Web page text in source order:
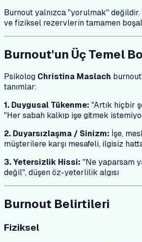
Burnout yalnızca "yorulmak"
ve fiziksel rezervlerin tamamen
Burnout'un Üç Temel
Psikolog Christina Maslach
tanımlar:
1. Duygusal Tükenme: "Artık hiçbir
"Her sabah kalkıp işe gitmek
2. Duyarsızlaşma / Sinizm: İşe,
müşterilere karşı mesafeli, ilgisiz
3. Yetersizlik Hissi: "Ne yaparsam
değil", düşen öz-yeterlilik algısı
Burnout Belirtileri
Fiziksel